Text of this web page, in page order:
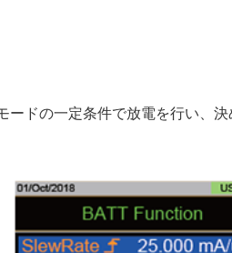
ドの一定条件で放電を行い、決